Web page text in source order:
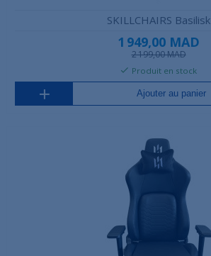
SKILLCHAIRS Basilisk
1 949,00 MAD
2 199,00 MAD
Produit en stock
Ajouter au panier